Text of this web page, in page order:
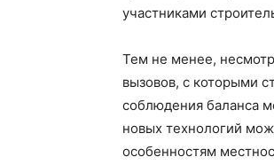
участниками
Тем не менее,
вызовов, с которыми
соблюдения баланса
новых технологий
особенностям